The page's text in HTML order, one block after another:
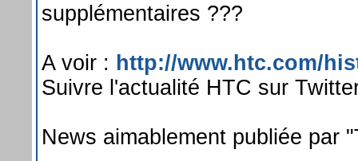
supplémentaires ???
A voir : http://www.htc.com/
Suivre l'actualité HTC sur
News aimablement publiée par